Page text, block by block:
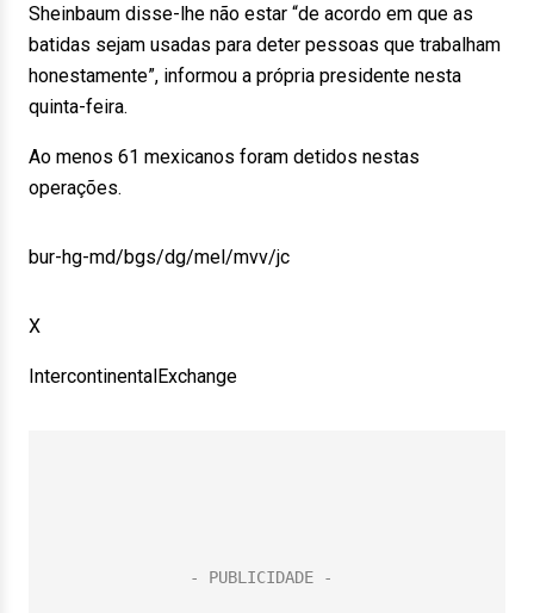
Sheinbaum disse-lhe não estar “de acordo em que as
batidas sejam usadas para deter pessoas que trabalham
honestamente”, informou a própria presidente nesta
quinta-feira.
Ao menos 61 mexicanos foram detidos nestas
operações.
bur-hg-md/bgs/dg/mel/mvv/jc
X
IntercontinentalExchange